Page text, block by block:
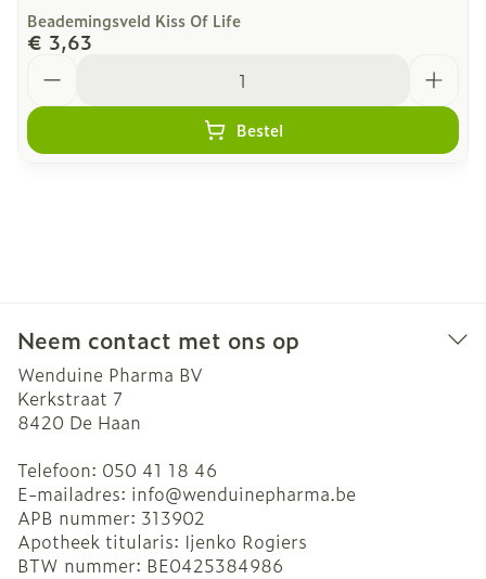
Beademingsveld Kiss Of Life
€ 3,63
Bestel
Neem contact met ons op
Wenduine Pharma BV
Kerkstraat 7
8420 De Haan
Telefoon: 050 41 18 46
E-mailadres: info@wenduinepharma.be
APB nummer: 313902
Apotheek titularis: Ijenko Rogiers
BTW nummer: BE0425384986